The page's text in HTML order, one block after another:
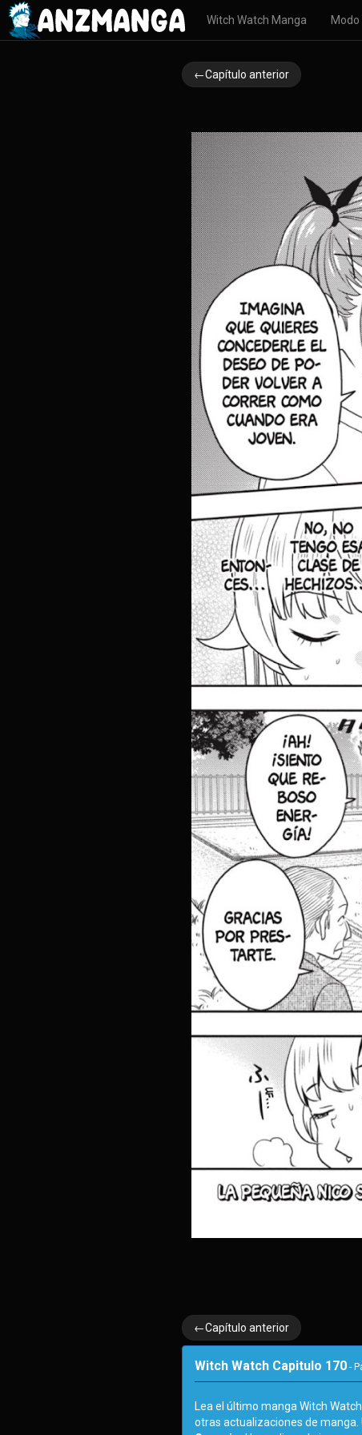
Witch Watch Manga
←Capítulo anterior
←Capítulo anterior
Witch Watch Capitulo 170 -
Lea el último manga Witch
otras actualizaciones de